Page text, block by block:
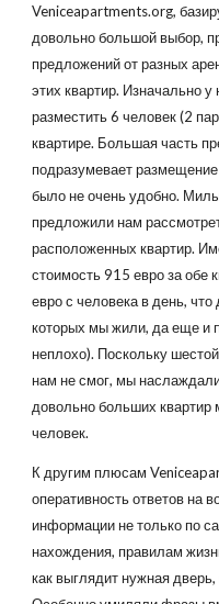
Veniceapartments.org,
довольно большой выбор,
предложений от разных
этих квартир. Изначально
разместить 6 человек (2
квартире. Большая часть
подразумевает
было не очень удобно.
предложили нам
расположенных квартир.
стоимость 915 евро за обе
евро с человека в день,
которых мы жили, да еще и
неплохо). Поскольку
нам не смог, мы
довольно больших
человек.
К другим плюсам
оперативность ответов на
информации не только по
нахождения, правилам
как выглядит нужная